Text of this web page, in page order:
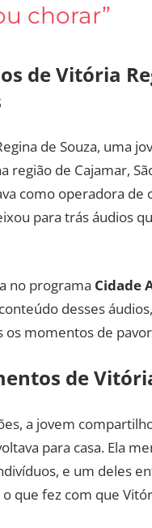
chorar”
de Vitória
de Souza, uma
região de Cajamar,
como operadora
para trás áudios
no programa Cidade
desses
momentos de
de
a jovem
para casa. Ela
e um deles
que fez com que